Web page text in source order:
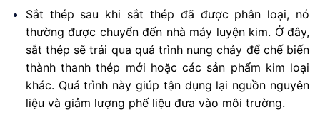
Sắt thép sau khi sắt thép đã được phân loại, nó
thường được chuyển đến nhà máy luyện kim. Ở đây,
sắt thép sẽ trải qua quá trình nung chảy để chế biến
thành thanh thép mới hoặc các sản phẩm kim loại
khác. Quá trình này giúp tận dụng lại nguồn nguyên
liệu và giảm lượng phế liệu đưa vào môi trường.